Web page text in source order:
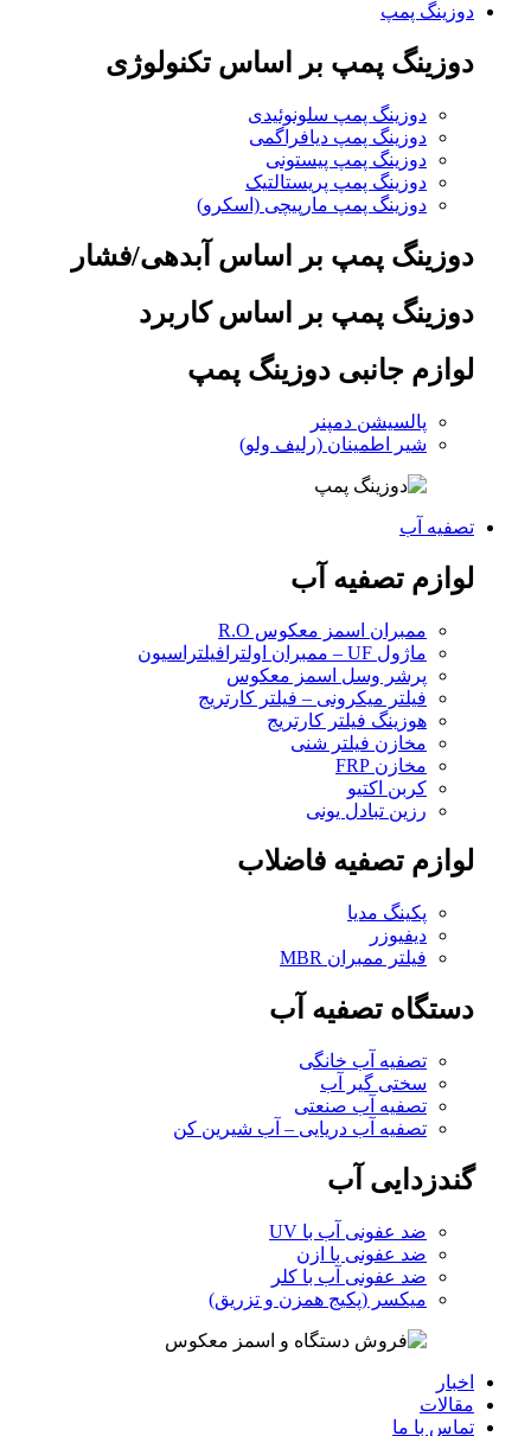
دوزینگ پمپ
دوزینگ پمپ بر اساس تکنولوژی
دوزینگ پمپ سلونوئیدی
دوزینگ پمپ دیافراگمی
دوزینگ پمپ پیستونی
دوزینگ پمپ پریستالتیک
دوزینگ پمپ مارپیچی (اسکرو)
دوزینگ پمپ بر اساس آبدهی/فشار
دوزینگ پمپ بر اساس کاربرد
لوازم جانبی دوزینگ پمپ
پالسیشن دمپنر
شیر اطمینان (رلیف ولو)
تصفیه آب
لوازم تصفیه آب
ممبران اسمز معکوس R.O
ماژول UF – ممبران اولترافیلتراسیون
پرشر وسل اسمز معکوس
فیلتر میکرونی – فیلتر کارتریج
هوزینگ فیلتر کارتریج
مخازن فیلتر شنی
مخازن FRP
کربن اکتیو
رزین تبادل یونی
لوازم تصفیه فاضلاب
پکینگ مدیا
دیفیوزر
فیلتر ممبران MBR
دستگاه تصفیه آب
تصفیه آب خانگی
سختی گیر آب
تصفیه آب صنعتی
تصفیه آب دریایی – آب شیرین کن
گندزدایی آب
ضد عفونی آب با UV
ضد عفونی با ازن
ضد عفونی آب با کلر
میکسر (پکیج همزن و تزریق)
اخبار
مقالات
تماس با ما